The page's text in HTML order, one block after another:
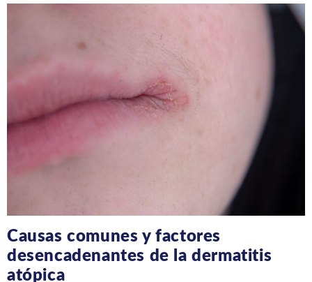
Causas comunes y factores
desencadenantes de la dermatitis
atópica